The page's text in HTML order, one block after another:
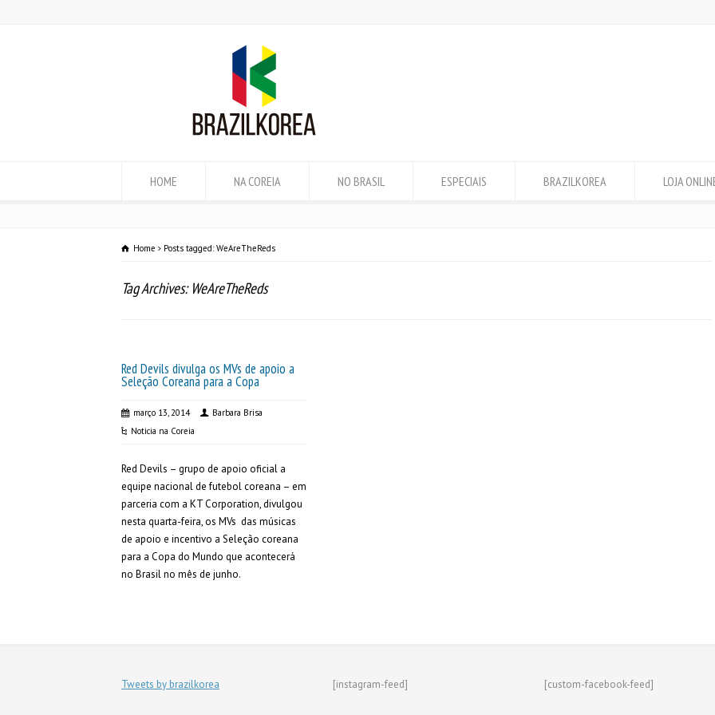
HOME NA COREIA NO BRASIL ESPECIAIS BRAZILKOREA LOJA
Home Posts tagged: WeAreTheReds
Tag Archives: WeAreTheReds
Red Devils divulga os MVs de apoio a
Seleção Coreana para a Copa
março 13, 2014
Barbara Brisa
Noticia na Coreia
Red Devils – grupo de apoio oficial a
equipe nacional de futebol coreana – em
parceria com a KT Corporation, divulgou
nesta quarta-feira, os MVs das músicas
de apoio e incentivo a Seleção coreana
para a Copa do Mundo que acontecerá
no Brasil no mês de junho.
Tweets by brazilkorea [instagram-feed] [custom-facebook-feed]